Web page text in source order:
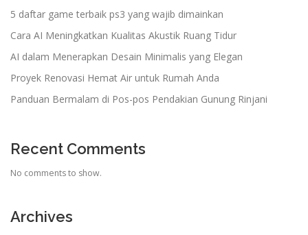
5 daftar game terbaik ps3 yang wajib dimainkan
Cara AI Meningkatkan Kualitas Akustik Ruang Tidur
AI dalam Menerapkan Desain Minimalis yang Elegan
Proyek Renovasi Hemat Air untuk Rumah Anda
Panduan Bermalam di Pos-pos Pendakian Gunung Rinjani
Recent Comments
No comments to show.
Archives